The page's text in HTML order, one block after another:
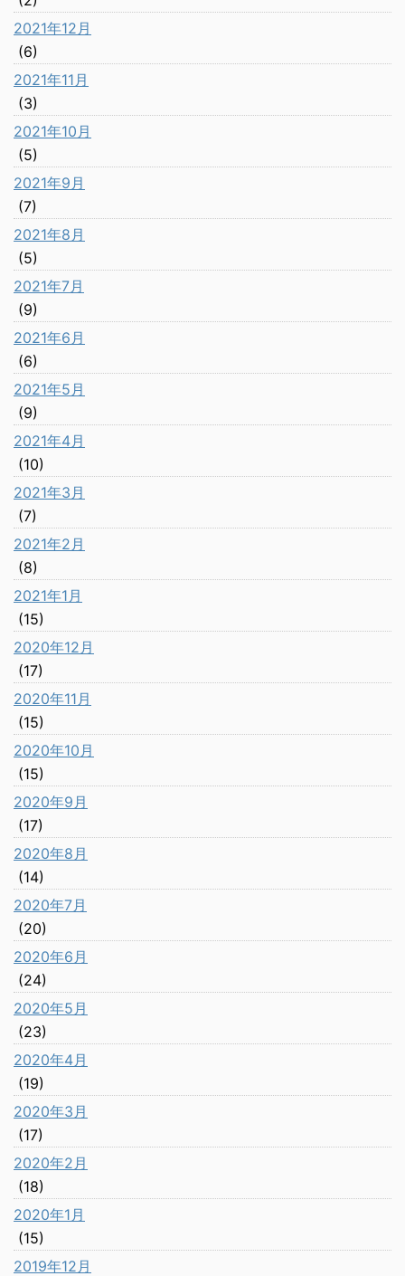
2021年12月
(6)
2021年11月
(3)
2021年10月
(5)
2021年9月
(7)
2021年8月
(5)
2021年7月
(9)
2021年6月
(6)
2021年5月
(9)
2021年4月
(10)
2021年3月
(7)
2021年2月
(8)
2021年1月
(15)
2020年12月
(17)
2020年11月
(15)
2020年10月
(15)
2020年9月
(17)
2020年8月
(14)
2020年7月
(20)
2020年6月
(24)
2020年5月
(23)
2020年4月
(19)
2020年3月
(17)
2020年2月
(18)
2020年1月
(15)
2019年12月